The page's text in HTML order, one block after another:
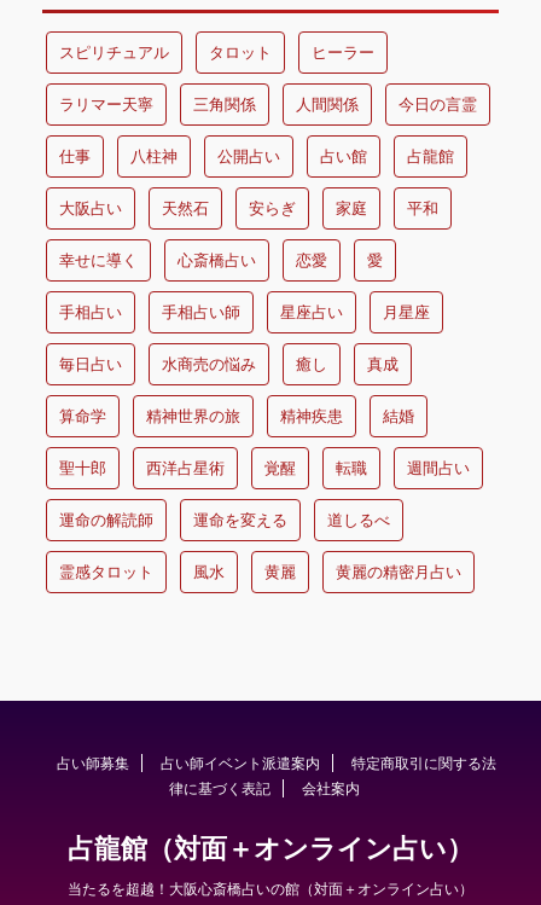
スピリチュアル タロット ヒーラー
ラリマー天寧 三角関係 人間関係 今日の言霊
仕事 八柱神 公開占い 占い館 占龍館
大阪占い 天然石 安らぎ 家庭 平和
幸せに導く 心斎橋占い 恋愛 愛
手相占い 手相占い師 星座占い 月星座
毎日占い 水商売の悩み 癒し 真成
算命学 精神世界の旅 精神疾患 結婚
聖十郎 西洋占星術 覚醒 転職 週間占い
運命の解読師 運命を変える 道しるべ
霊感タロット 風水 黄麗 黄麗の精密月占い
占い師募集 占い師イベント派遣案内
特定商取引に関する法
律に基づく表記
会社案内
占龍館（対面＋オンライン占い）
当たるを超越！大阪心斎橋占いの館（対面＋オンライン占い）